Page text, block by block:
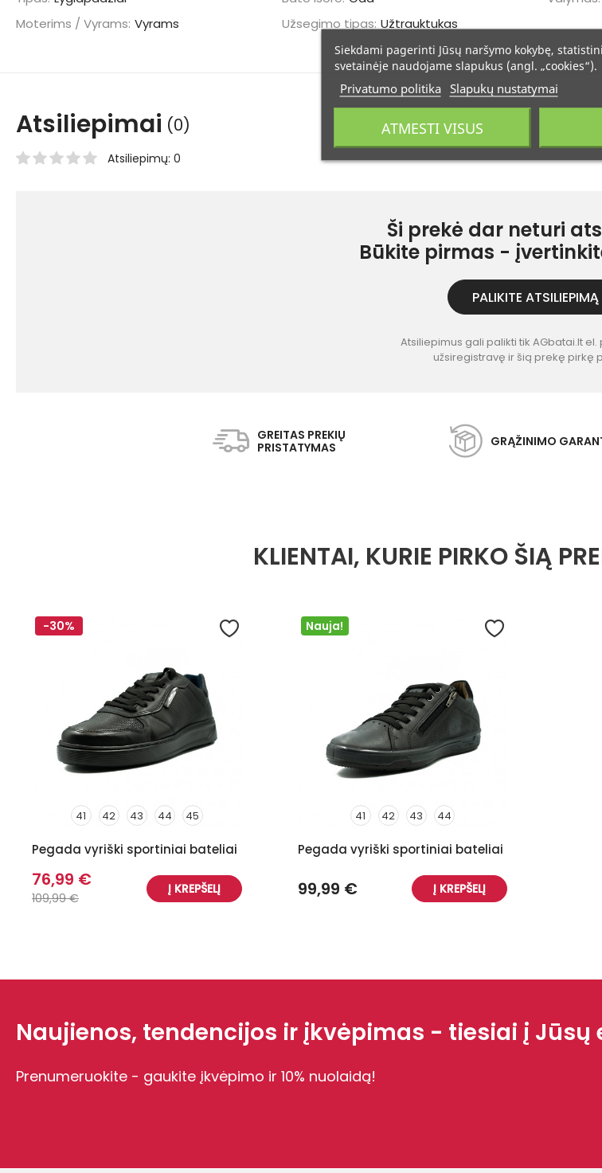
Moterims / Vyrams: Vyrams
Užsegimo tipas: Užtrauktukas
Atsiliepimai (0)
Atsiliepimų: 0
Ši prekė dar neturi
Būkite pirmas -
PALIKITE ATSILIEPIMĄ
Atsiliepimus gali palikti tik AGbatai.lt
užsiregistravę ir šią prekę pirkę
GREITAS PREKIŲ
PRISTATYMAS
GRĄŽINIMO
KLIENTAI, KURIE PIRKO ŠIĄ
-30%
41 42 43 44 45
Pegada vyriški sportiniai bateliai
76,99 €
109,99 €
Į KREPŠELĮ
Nauja!
41 42 43 44
Pegada vyriški sportiniai bateliai
99,99 € Į KREPŠELĮ
Naujienos, tendencijos ir įkvėpimas - tiesiai į Jūsų
Prenumeruokite - gaukite įkvėpimo ir 10% nuolaidą!
Siekdami pagerinti Jūsų naršymo kokybę,
svetainėje naudojame slapukus (angl. „cookies“).
Privatumo politika Slapukų nustatymai
ATMESTI VISUS